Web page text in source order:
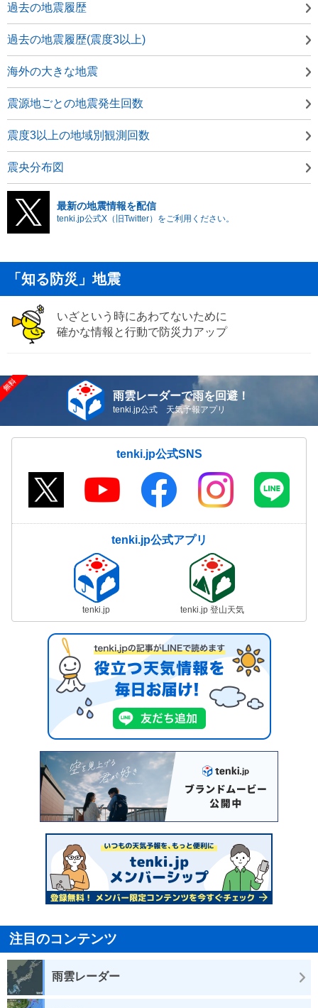
過去の地震履歴
過去の地震履歴(震度3以上)
海外の大きな地震
震源地ごとの地震発生回数
震度3以上の地域別観測回数
震央分布図
最新の地震情報を配信
tenki.jp公式X（旧Twitter）をご利用ください。
「知る防災」地震
いざという時にあわてないために
確かな情報と行動で防災力アップ
雨雲レーダーで雨を回避！
tenki.jp公式 天気予報アプリ
tenki.jp公式SNS
tenki.jp公式アプリ
tenki.jp tenki.jp 登山天気
注目のコンテンツ
雨雲レーダー